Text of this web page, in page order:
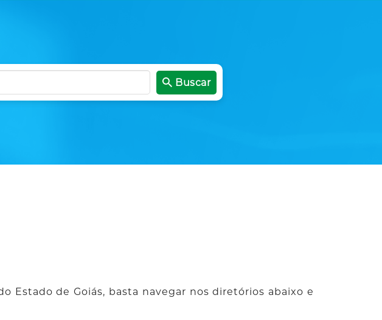
Buscar
Estado de Goiás, basta navegar nos diretórios abaixo e